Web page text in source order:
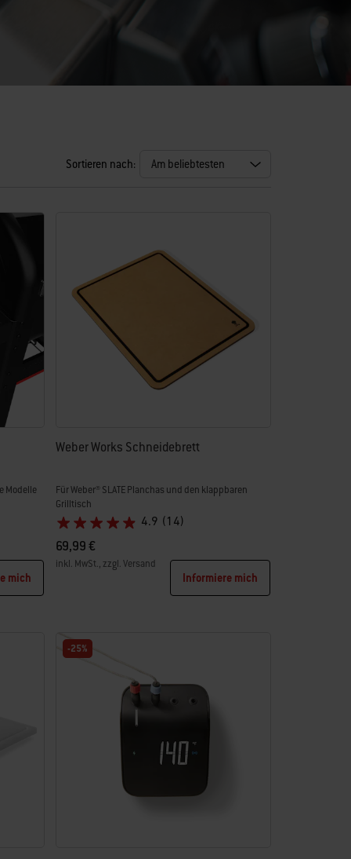
Sortieren nach:
Modelle
mich
Weber Works Schneidebrett
Für Weber® SLATE Planchas und den klappbaren
Grilltisch
4.9 (14)
69,99 €
inkl. MwSt., zzgl. Versand
Informiere mich
-25%